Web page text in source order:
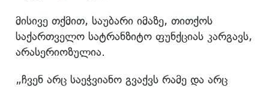
მისივე თქმით, საუბარი იმაზე, თითქოს
საქართველო სატრანზიტო ფუნქციას კარგავს,
არასერიოზულია.
„ჩვენ არც საეჭვიანო გვაქვს რამე და არც